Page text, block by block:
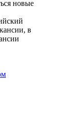
новые
в